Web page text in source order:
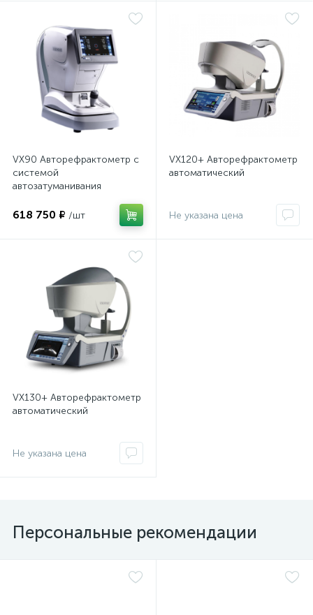
VX90 Авторефрактометр с
системой
автозатуманивания
618 750 ₽ /шт
VX120+ Авторефрактометр
автоматический
Не указана цена
VX130+ Авторефрактометр
автоматический
Не указана цена
Персональные рекомендации